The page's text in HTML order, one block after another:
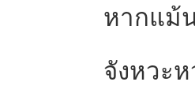
หากแม้
จังหวะห